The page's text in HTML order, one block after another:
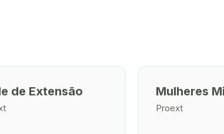
de Extensão Mulheres
Proext